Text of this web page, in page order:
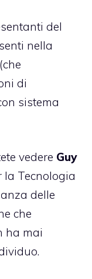
del
nella
di
sistema
vedere Guy
la Tecnologia
delle
che
ha mai